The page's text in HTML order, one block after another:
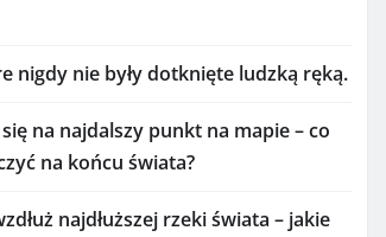
nigdy nie były dotknięte ludzką ręką.
na najdalszy punkt na mapie – co
na końcu świata?
najdłuższej rzeki świata – jakie